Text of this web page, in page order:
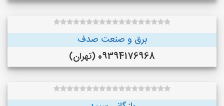
برق و صنعت صدف
09394176968 (تهران)